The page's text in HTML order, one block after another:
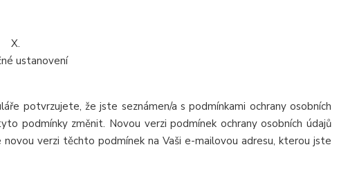
X.
ustanovení
potvrzujete, že jste seznámen/a s podmínkami ochrany osobních
podmínky změnit. Novou verzi podmínek ochrany osobních údajů
verzi těchto podmínek na Vaši e-mailovou adresu, kterou jste